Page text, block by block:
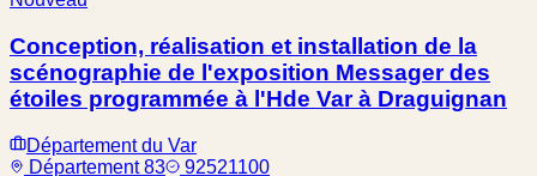
Conception, réalisation et installation de la
scénographie de l'exposition Messager des
étoiles programmée à l'Hde Var à Draguignan
Département du Var
Département 83
92521100